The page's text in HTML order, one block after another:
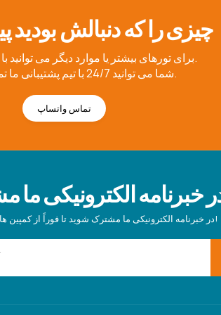
چیزی را که دنبالش بودید
برای تورهای بیشتر یا موارد دیگر می توانید با ما تماس بگیرید.
شما می توانید 24/7 با تیم پشتیبانی ما تماس بگیرید.
تماس واتساپ
خبرنامه الکترونیکی
در خبرنامه الکترونیکی ما مشترک شوید تا فوراً از کمپین ها و فرصت ها مطلع شوید!